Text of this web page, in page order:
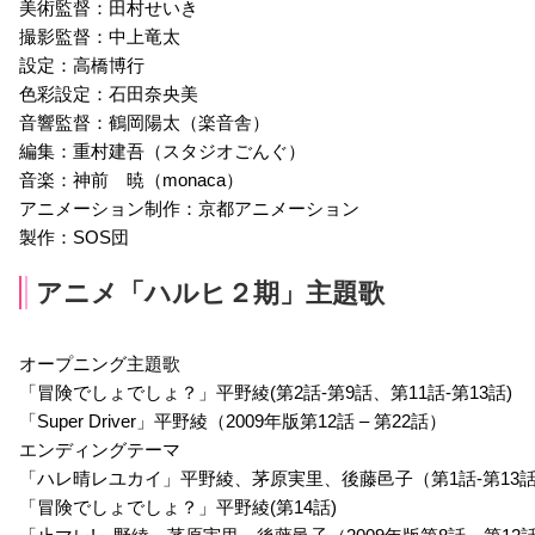
美術監督：田村せいき
撮影監督：中上竜太
設定：高橋博行
色彩設定：石田奈央美
音響監督：鶴岡陽太（楽音舎）
編集：重村建吾（スタジオごんぐ）
音楽：神前 暁（monaca）
アニメーション制作：京都アニメーション
製作：SOS団
アニメ「ハルヒ２期」主題歌
オープニング主題歌
「冒険でしょでしょ？」平野綾(第2話-第9話、第11話-第13話)
「Super Driver」平野綾（2009年版第12話 – 第22話）
エンディングテーマ
「ハレ晴レユカイ」平野綾、茅原実里、後藤邑子（第1話-第13
「冒険でしょでしょ？」平野綾(第14話)